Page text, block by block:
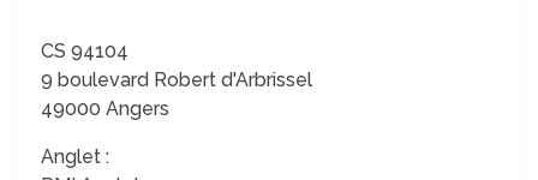
CS 94104
9 boulevard Robert d'Arbrissel
49000 Angers
Anglet :